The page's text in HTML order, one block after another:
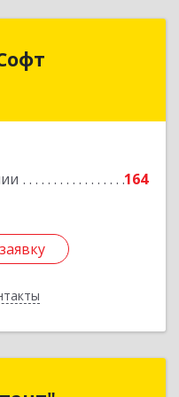
164
Сервис Софт
край, Курганинск г,